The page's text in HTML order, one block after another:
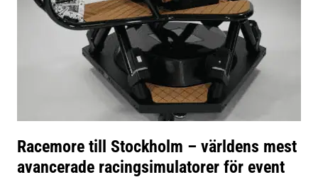
Racemore till Stockholm – världens mest
avancerade racingsimulatorer för event